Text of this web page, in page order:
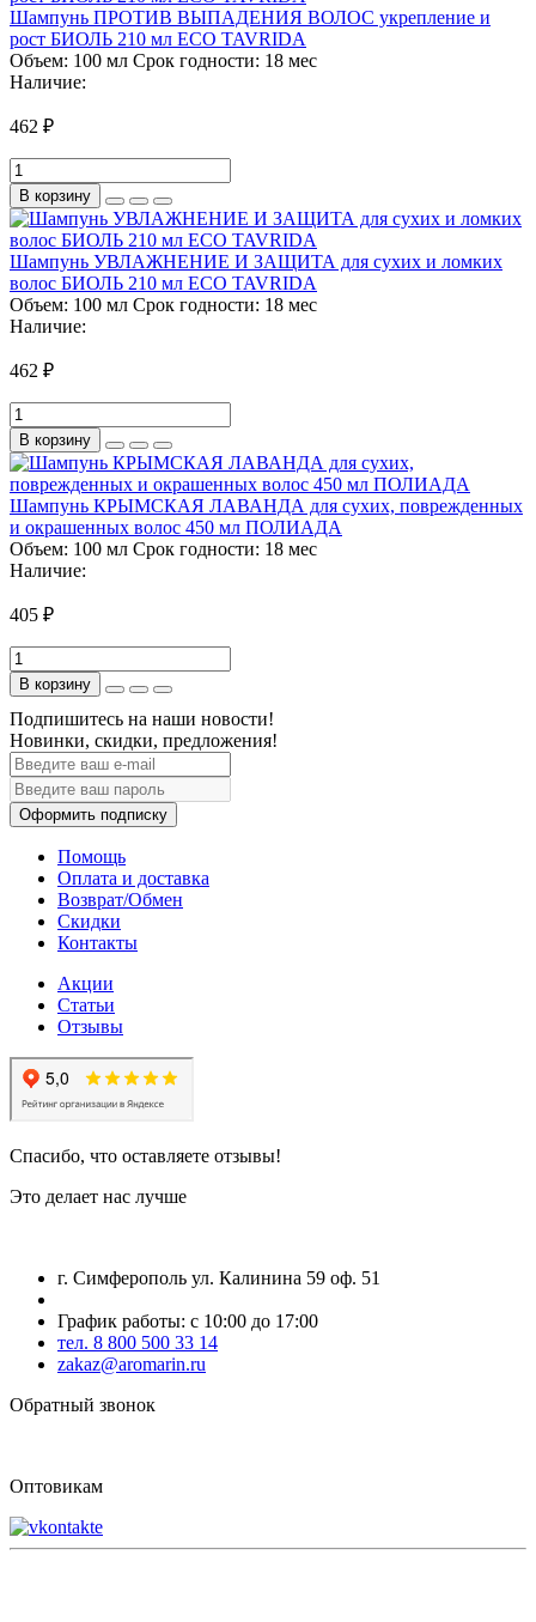
Шампунь ПРОТИВ ВЫПАДЕНИЯ ВОЛОС укрепление и
рост БИОЛЬ 210 мл ECO TAVRIDA
Объем: 100 мл Срок годности: 18 мес
Наличие:
462 ₽
В корзину
Шампунь УВЛАЖНЕНИЕ И ЗАЩИТА для сухих и ломких
волос БИОЛЬ 210 мл ECO TAVRIDA
Объем: 100 мл Срок годности: 18 мес
Наличие:
462 ₽
В корзину
Шампунь КРЫМСКАЯ ЛАВАНДА для сухих, поврежденных
и окрашенных волос 450 мл ПОЛИАДА
Объем: 100 мл Срок годности: 18 мес
Наличие:
405 ₽
В корзину
Подпишитесь на наши новости!
Новинки, скидки, предложения!
Оформить подписку
Помощь
Оплата и доставка
Возврат/Обмен
Скидки
Контакты
Акции
Статьи
Отзывы
Спасибо, что оставляете отзывы!
Это делает нас лучше
г. Симферополь ул. Калинина 59 оф. 51
График работы: с 10:00 до 17:00
тел. 8 800 500 33 14
zakaz@aromarin.ru
Обратный звонок
Оптовикам